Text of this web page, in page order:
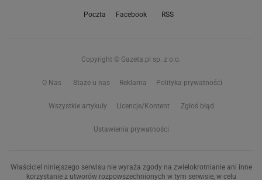
Poczta Facebook RSS
Copyright © Gazeta.pl sp. z o.o.
O Nas Staże u nas Reklama Polityka prywatności
Wszystkie artykuły Licencje/Kontent Zgłoś błąd
Ustawienia prywatności
Właściciel niniejszego serwisu nie wyraża zgody na zwielokrotnianie ani inne
korzystanie z utworów rozpowszechnionych w tym serwisie, w celu